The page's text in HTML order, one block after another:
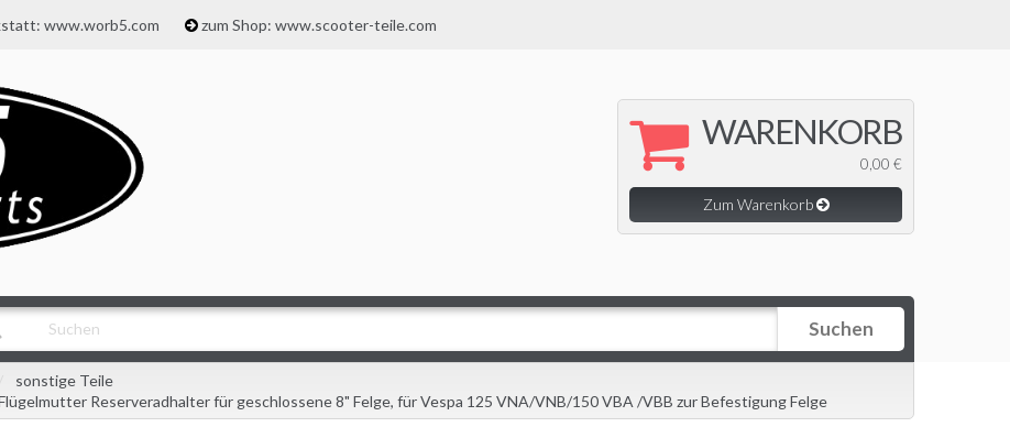
www.worb5.com zum Shop: www.scooter-teile.com
WARENKORB
0,00 €
Zum Warenkorb
Suchen
sonstige Teile
Reserveradhalter für geschlossene 8" Felge, für Vespa 125 VNA/VNB/150 VBA /VBB zur Befestigung Felge